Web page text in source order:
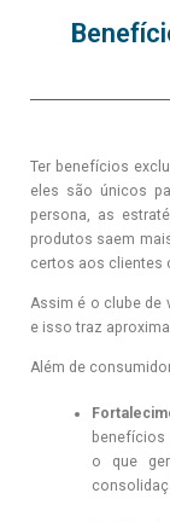
Ter benefícios
eles são únicos
persona, as
produtos saem
certos aos clientes
Assim é o clube de
e isso traz
Além de
benefícios
o que